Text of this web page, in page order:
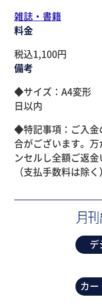
雑誌・書籍
料金
税込1,100円
備考
◆サイズ：A4変形
日以内
◆特記事項：ご入金
合がございます。
ンセルし全額ご返金
（支払手数料は除く）
デ
カ